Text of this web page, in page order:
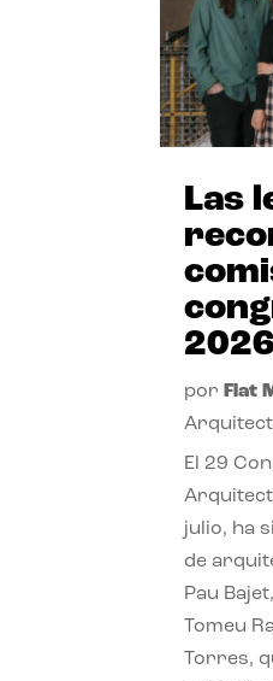
Las
2026
por Flat
El 29
julio, ha
de
Pau
Tomeu
Torres,